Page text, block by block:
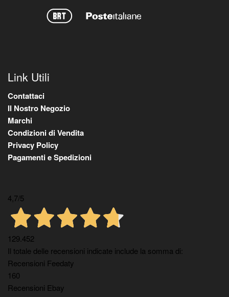
Link Utili
Contattaci
Il Nostro Negozio
Marchi
Condizioni di Vendita
Privacy Policy
Pagamenti e Spedizioni
4,7/5
129.452
Il totale delle recensioni indicate include la somma di:
Recensioni Feedaty
160
Recensioni Ebay